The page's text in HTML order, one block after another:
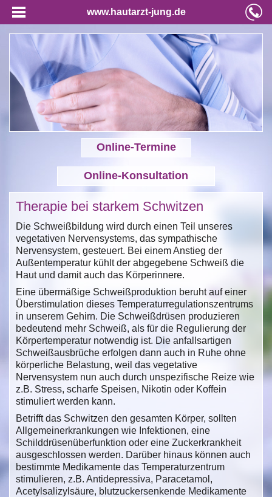
www.hautarzt-jung.de
Online-Termine
Online-Konsultation
Therapie bei starkem Schwitzen
Die Schweißbildung wird durch einen Teil unseres
vegetativen Nervensystems, das sympathische
Nervensystem, gesteuert. Bei einem Anstieg der
Außentemperatur kühlt der abgegebene Schweiß die
Haut und damit auch das Körperinnere.
Eine übermäßige Schweißproduktion beruht auf einer
Überstimulation dieses Temperaturregulationszentrums
in unserem Gehirn. Die Schweißdrüsen produzieren
bedeutend mehr Schweiß, als für die Regulierung der
Körpertemperatur notwendig ist. Die anfallsartigen
Schweißausbrüche erfolgen dann auch in Ruhe ohne
körperliche Belastung, weil das vegetative
Nervensystem nun auch durch unspezifische Reize wie
z.B. Stress, scharfe Speisen, Nikotin oder Koffein
stimuliert werden kann.
Betrifft das Schwitzen den gesamten Körper, sollten
Allgemeinerkrankungen wie Infektionen, eine
Schilddrüsenüberfunktion oder eine Zuckerkrankheit
ausgeschlossen werden. Darüber hinaus können auch
bestimmte Medikamente das Temperaturzentrum
stimulieren, z.B. Antidepressiva, Paracetamol,
Acetylsalizylsäure, blutzuckersenkende Medikamente